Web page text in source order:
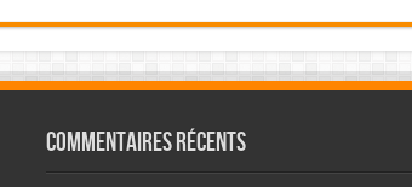
Commentaires récents